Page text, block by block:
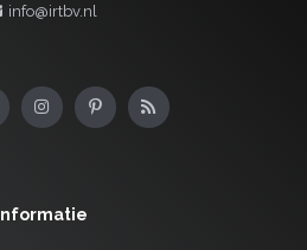
info@irtbv.nl
Informatie